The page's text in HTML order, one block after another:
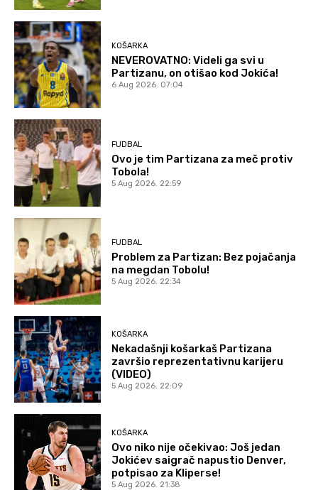
KOŠARKA
NEVEROVATNO: Videli ga svi u
Partizanu, on otišao kod Jokića!
6 Aug 2026. 07:04
FUDBAL
Ovo je tim Partizana za meč protiv
Tobola!
5 Aug 2026. 22:59
FUDBAL
Problem za Partizan: Bez pojačanja
na megdan Tobolu!
5 Aug 2026. 22:34
KOŠARKA
Nekadašnji košarkaš Partizana
završio reprezentativnu karijeru
(VIDEO)
5 Aug 2026. 22:09
KOŠARKA
Ovo niko nije očekivao: Još jedan
Jokićev saigrač napustio Denver,
potpisao za Kliperse!
5 Aug 2026. 21:38